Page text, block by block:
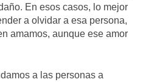
En esos casos, lo mejor
a olvidar a esa persona,
amamos, aunque ese amor
a las personas a